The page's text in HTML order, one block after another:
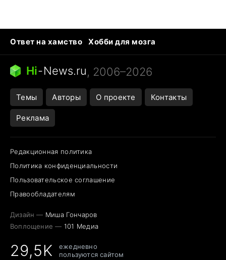
Ответ на хамство
Хобби для мозга
Бензин 100 и 95
Тунцы в океанариуме
Следующая пандемия
Hi-News.ru, 2006–2026
Темы Авторы О проекте Контакты
Реклама
Редакционная политика
Политика конфиденциальности
Пользовательское соглашение
Правообладателям
Дизайн — Миша Гончаров
Воплощение — 101 Медиа
29,5K
ежедневно
пользуются сайтом